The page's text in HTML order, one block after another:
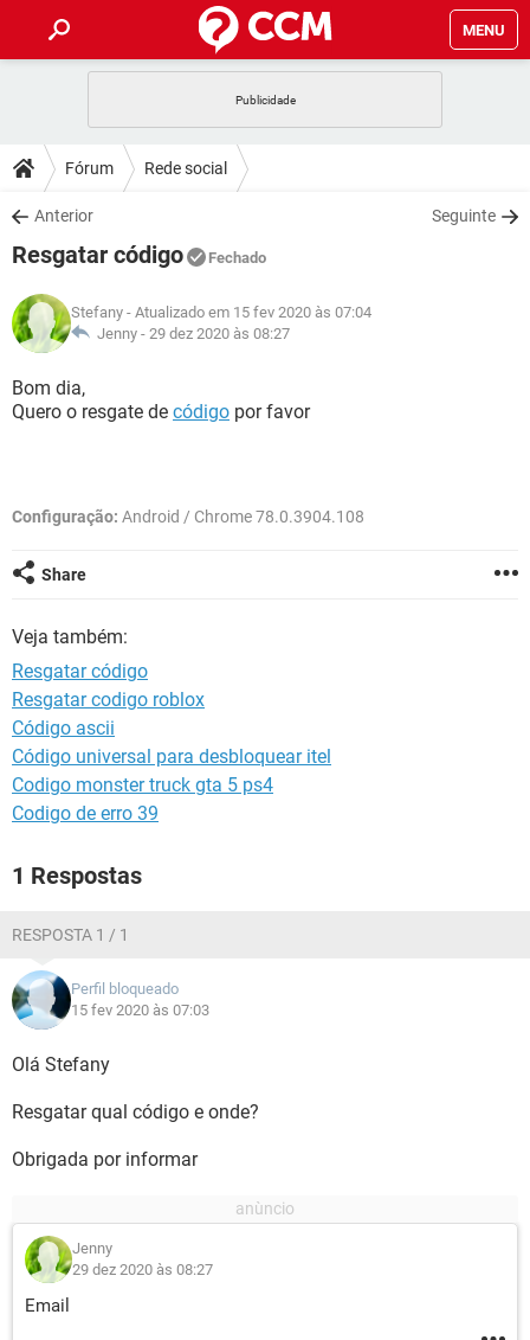
MENU
CELULAR
OUTLOOK
INSTAGRAM
GUIA DE COMPRAS
DICAS
JOGOS
INSTAGRAM GMAIL
GUIA DE COMPRAS
DOWNLOADS
JOGOS
CELULAR
OUTLOOK EXCEL
INSTAGRAM
GUIA DE COMPRAS
FÓRUM
JOGOS WHATSAPP
CELULAR
OUTLOOK
GLOSSÁRIO
JOGOS
CELULAR FACEBOOK
Fórum Rede social
Anterior Seguinte
Resgatar código Fechado
Stefany - Atualizado em 15 fev 2020 às 07:04
Jenny - 29 dez 2020 às 08:27
Bom dia,
Quero o resgate de código por favor
Configuração: Android / Chrome 78.0.3904.108
Share
Veja também:
Resgatar código
Resgatar codigo roblox
Código ascii
Código universal para desbloquear itel
Codigo monster truck gta 5 ps4
Codigo de erro 39
1 Respostas
RESPOSTA 1 / 1
Perfil bloqueado
15 fev 2020 às 07:03
Olá Stefany
Resgatar qual código e onde?
Obrigada por informar
Jenny
29 dez 2020 às 08:27
Email